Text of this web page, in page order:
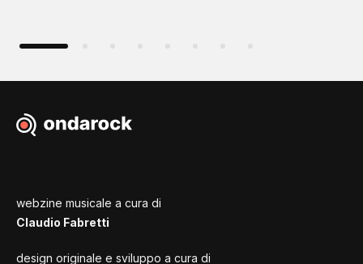
webzine musicale a cura di
Claudio Fabretti
design originale e sviluppo a cura di